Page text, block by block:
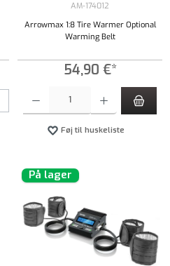
AM-174012
Arrowmax 1:8 Tire Warmer Optional
Warming Belt
54,90 €*
Føj til huskeliste
På lager